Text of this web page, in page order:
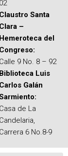
02
Claustro Santa
Clara –
Hemeroteca del
Congreso:
Calle 9 No. 8 – 92
Biblioteca Luis
Carlos Galán
Casa de La
Candelaria,
Carrera 6 No.8-9